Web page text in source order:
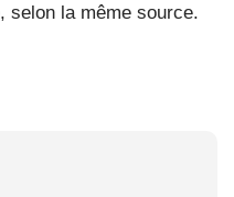
selon la même source.